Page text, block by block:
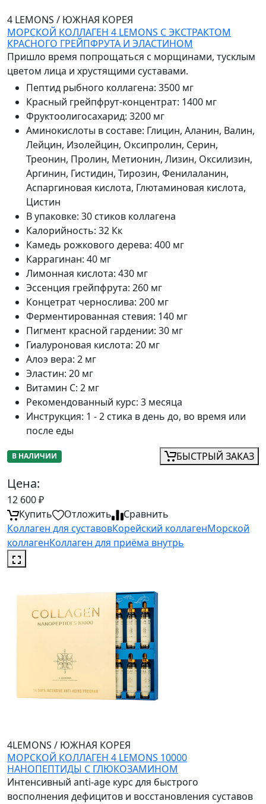
4 LEMONS / ЮЖНАЯ КОРЕЯ
МОРСКОЙ КОЛЛАГЕН 4 LEMONS С ЭКСТРАКТОМ
КРАСНОГО ГРЕЙПФРУТА И ЭЛАСТИНОМ
Пришло время попрощаться с морщинами, тусклым
цветом лица и хрустящими суставами.
Пептид рыбного коллагена: 3500 мг
Красный грейпфрут-концентрат: 1400 мг
Фруктоолигосахарид: 3200 мг
Аминокислоты в составе: Глицин, Аланин, Валин,
Лейцин, Изолейцин, Оксипролин, Серин,
Треонин, Пролин, Метионин, Лизин, Оксилизин,
Аргинин, Гистидин, Тирозин, Фенилаланин,
Аспаргиновая кислота, Глютаминовая кислота,
Цистин
В упаковке: 30 стиков коллагена
Калорийность: 32 Кк
Камедь рожкового дерева: 400 мг
Каррагинан: 40 мг
Лимонная кислота: 430 мг
Эссенция грейпфрута: 260 мг
Концетрат чернослива: 200 мг
Ферментированная стевия: 140 мг
Пигмент красной гардении: 30 мг
Гиалуроновая кислота: 20 мг
Алоэ вера: 2 мг
Эластин: 20 мг
Витамин C: 2 мг
Рекомендованный курс: 3 месяца
Инструкция: 1 - 2 стика в день до, во время или
после еды
В НАЛИЧИИ БЫСТРЫЙ ЗАКАЗ
Цена:
12 600₽
Купить
Отложить
Сравнить
Коллаген для суставовКорейский коллагенМорской
коллагенКоллаген для приёма внутрь
4LEMONS / ЮЖНАЯ КОРЕЯ
МОРСКОЙ КОЛЛАГЕН 4 LEMONS 10000
НАНОПЕПТИДЫ С ГЛЮКОЗАМИНОМ
Интенсивный anti-age курс для быстрого
восполнения дефицитов и восстановления суставов